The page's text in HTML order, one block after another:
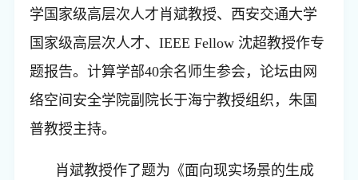
学国家级高层次人才肖斌教授、西安交通大学
国家级高层次人才、IEEE Fellow 沈超教授作专
题报告。计算学部40余名师生参会，论坛由网
络空间安全学院副院长于海宁教授组织，朱国
普教授主持。
肖斌教授作了题为《面向现实场景的生成